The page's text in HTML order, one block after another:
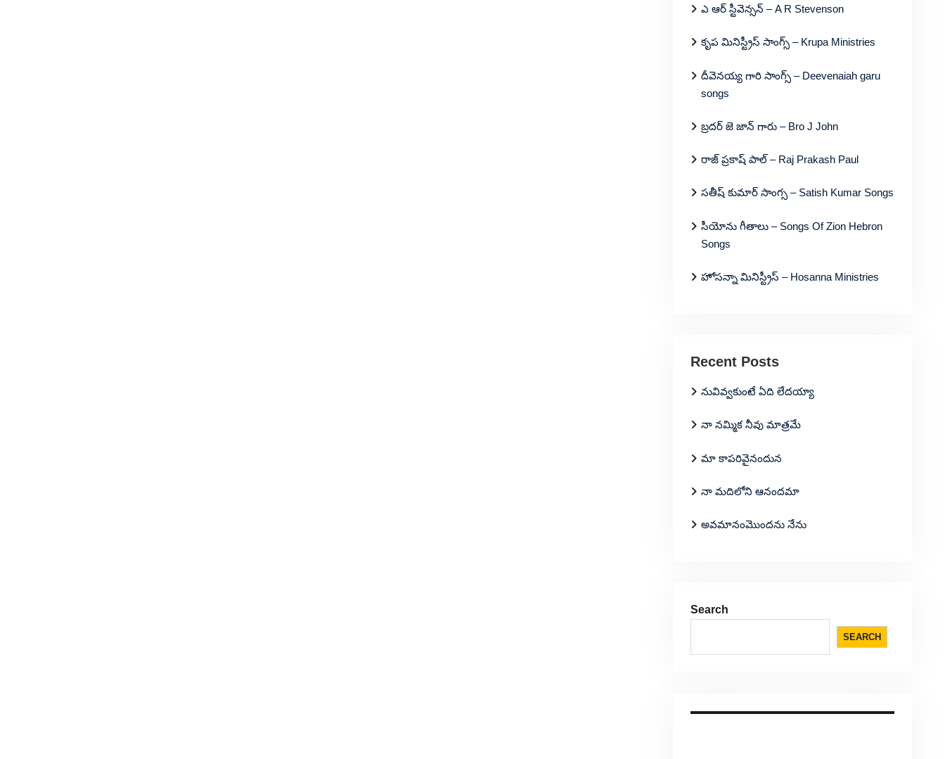
ఎ ఆర్ స్టీవెన్సన్ – A R Stevenson
కృప మినిస్ట్రీస్ సాంగ్స్ – Krupa Ministries
దీవెనయ్య గారి సాంగ్స్ – Deevenaiah garu
songs
బ్రదర్ జె జాన్ గారు – Bro J John
రాజ్ ప్రకాష్ పాల్ – Raj Prakash Paul
సతీష్ కుమార్ సాంగ్స – Satish Kumar Songs
సీయోను గీతాలు – Songs Of Zion Hebron
Songs
హోసన్నా మినిస్ట్రీస్ – Hosanna Ministries
Recent Posts
నువివ్వకుంటే ఏది లేదయ్యా
నా నమ్మిక నీవు మాత్రమే
మా కాపరివైనందున
నా మదిలోని ఆనందమా
అవమానంమొందను నేను
Search
SEARCH